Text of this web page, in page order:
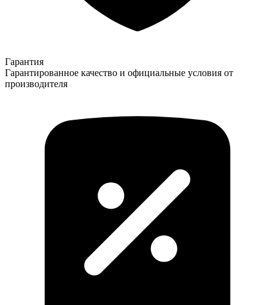
Гарантия
Гарантированное качество и официальные условия от
производителя